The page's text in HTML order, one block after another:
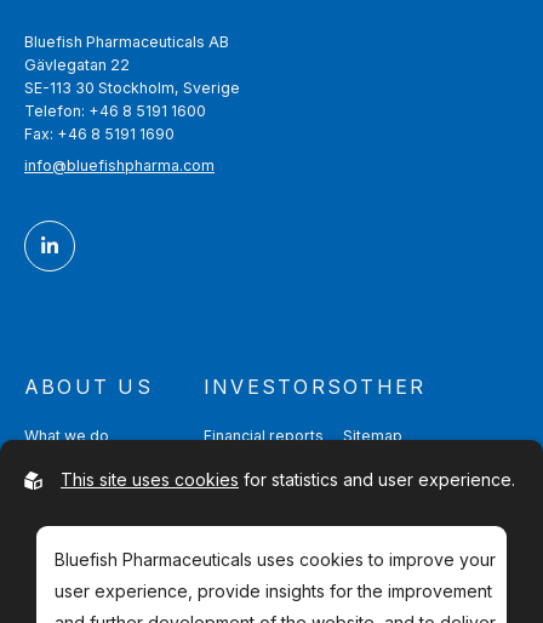
Bluefish Pharmaceuticals AB
Gävlegatan 22
SE-113 30 Stockholm, Sverige
Telefon: +46 8 5191 1600
Fax: +46 8 5191 1690
info@bluefishpharma.com
ABOUT US
What we do
Quality & Safety
INVESTORS
Financial reports
Partnering
OTHER
Sitemap
Contact
This site uses cookies for statistics and user experience.
Bluefish Pharmaceuticals uses cookies to improve your
user experience, provide insights for the improvement